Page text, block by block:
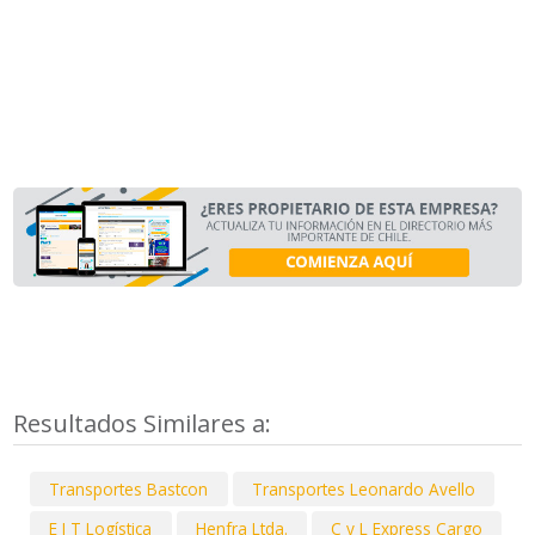
Resultados Similares a:
Transportes Bastcon
Transportes Leonardo Avello
E I T Logística
Henfra Ltda. C y L Express Cargo